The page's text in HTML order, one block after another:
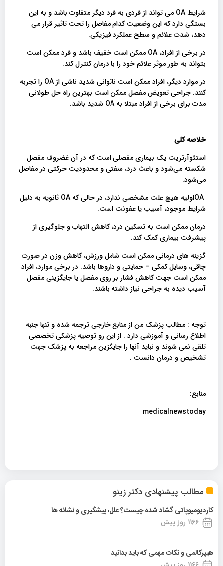
مطالب پیشنهادی دکتر زینو
کاردیومیوپاتی گشاد شده چیست؟ علل، پیشگیری و نشانه ها
1166 روز پیش
هیپرکالمی و نکات مهمی که باید بدانید
شرایط OA می تواند از فردی به فرد دیگر متفاوت باشد و به این
بستگی دارد که این وضعیت کدام مفاصل را تحت تاثیر قرار می
دهد، شدت علائم و سطح عملکرد فیزیکی.
در برخی از افراد، OA ممکن است خفیف باشد و فرد ممکن است
بتواند به طور موثر علائم خود را با درمان کنترل کند.
در موارد دیگر، افراد ممکن است ناتوانی شدید ناشی از OA را تجربه
کنند. جراحی تعویض مفصل ممکن است بهترین راه حل طولانی
مدت برای برخی از افراد مبتلا به OA شدید باشد.
خلاصه کلی
استئوآرتریت یک بیماری مفصلی است که در آن غضروف مفصل
شکسته می‌شود و باعث درد، سفتی و محدودیت حرکتی در مفاصل
می‌شود.
OAاولیه هیچ علت مشخصی ندارد، در حالی که OA ثانویه به دلیل
شرایط موجود، آسیب یا عفونت است.
درمان ممکن است به تسکین درد، کاهش التهاب و جلوگیری از
پیشرفت بیماری کمک کند.
گزینه های درمانی ممکن است شامل ورزش، کاهش وزن در صورت
چاقی، وسایل کمکی – حمایتی و داروها باشد. در برخی موارد، افراد
ممکن است جهت کاهش فشار بر روی مفصل یا جایگزینی مفصل
آسیب دیده به جراحی نیاز داشته باشند.
توجه : مطالب پزشک من از منابع خارجی ترجمه شده و تنها جنبه
اطلاع رسانی و آموزشی دارد . از این رو توصیه پزشکی تخصصی
تلقی نمی شوند و نباید آنها را جایگزین مراجعه به پزشک جهت
تشخیص و درمان دانست .
منابع:
medicalnewstoday